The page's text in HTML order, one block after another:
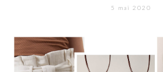
5 mai 2020